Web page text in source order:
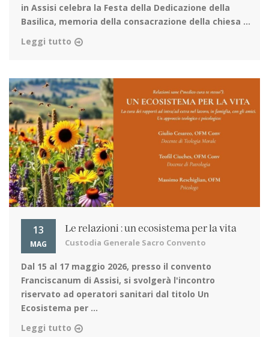
in Assisi celebra la Festa della Dedicazione della
Basilica, memoria della consacrazione della chiesa ...
Leggi tutto
13
MAG
Le relazioni : un ecosistema per la vita
Custodia Generale Sacro Convento
Dal 15 al 17 maggio 2026, presso il convento
Franciscanum di Assisi, si svolgerà l'incontro
riservato ad operatori sanitari dal titolo Un
Ecosistema per ...
Leggi tutto